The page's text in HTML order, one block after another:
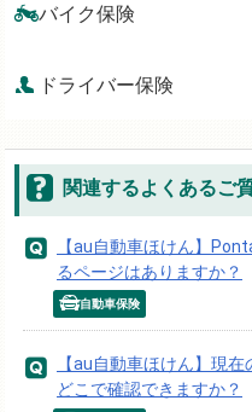
バイク保険
ドライバー保険
関連するよくあるご
【au自動車ほけん】
るページはありますか？
自動車保険
【au自動車ほけん】現
どこで確認できますか？